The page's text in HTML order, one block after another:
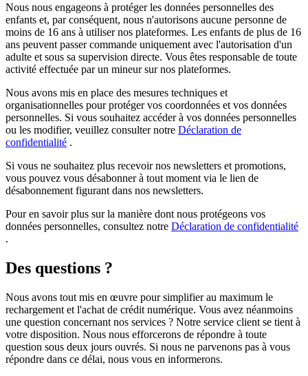
Nous nous engageons à protéger les données personnelles des
enfants et, par conséquent, nous n'autorisons aucune personne de
moins de 16 ans à utiliser nos plateformes. Les enfants de plus de 16
ans peuvent passer commande uniquement avec l'autorisation d'un
adulte et sous sa supervision directe. Vous êtes responsable de toute
activité effectuée par un mineur sur nos plateformes.
Nous avons mis en place des mesures techniques et
organisationnelles pour protéger vos coordonnées et vos données
personnelles. Si vous souhaitez accéder à vos données personnelles
ou les modifier, veuillez consulter notre Déclaration de
confidentialité .
Si vous ne souhaitez plus recevoir nos newsletters et promotions,
vous pouvez vous désabonner à tout moment via le lien de
désabonnement figurant dans nos newsletters.
Pour en savoir plus sur la manière dont nous protégeons vos
données personnelles, consultez notre Déclaration de confidentialité
.
Des questions ?
Nous avons tout mis en œuvre pour simplifier au maximum le
rechargement et l'achat de crédit numérique. Vous avez néanmoins
une question concernant nos services ? Notre service client se tient à
votre disposition. Nous nous efforcerons de répondre à toute
question sous deux jours ouvrés. Si nous ne parvenons pas à vous
répondre dans ce délai, nous vous en informerons.